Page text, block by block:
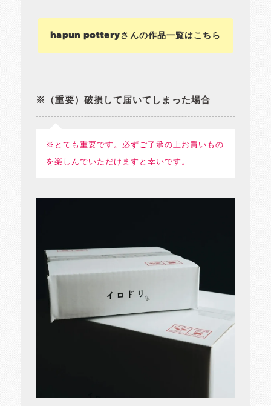
hapun potteryさんの作品一覧はこちら
※（重要）破損して届いてしまった場合
※とても重要です。必ずご了承の上お買いもの
を楽しんでいただけますと幸いです。